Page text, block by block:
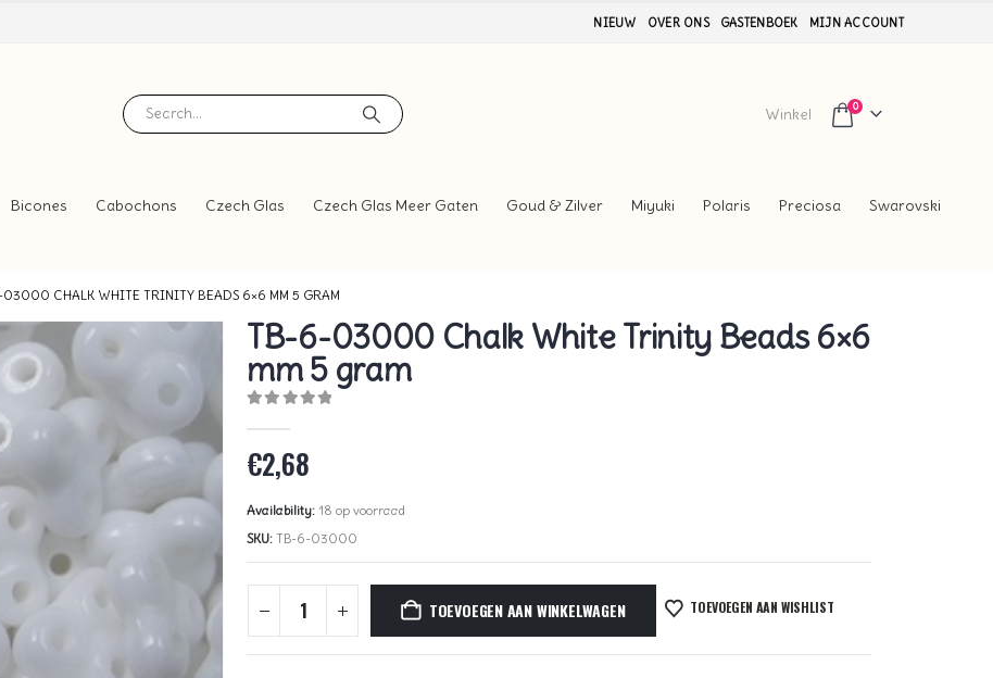
NIEUW OVER ONS GASTENBOEK MIJN ACCOUNT
Winkel 0
Bicones Cabochons Czech Glas Czech Glas Meer Gaten Goud & Zilver Miyuki Polaris Preciosa Swarovski
CHALK WHITE TRINITY BEADS 6×6 MM 5 GRAM
TB-6-03000 Chalk White Trinity Beads 6×6
mm 5 gram
€2,68
Availability: 18 op voorraad
SKU: TB-6-03000
TOEVOEGEN AAN WINKELWAGEN TOEVOEGEN AAN WISHLIST